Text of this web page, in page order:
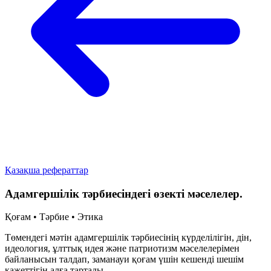
Қазақша рефераттар
Адамгершілік тәрбиесіндегі өзекті мәселелер.
Қоғам • Тәрбие • Этика
Төмендегі мәтін адамгершілік тәрбиесінің күрделілігін, дін,
идеология, ұлттық идея және патриотизм мәселелерімен
байланысын талдап, заманауи қоғам үшін кешенді шешім